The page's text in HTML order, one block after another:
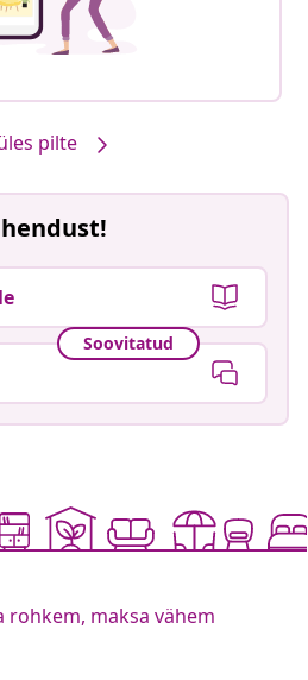
pilte
Soovitatud
rohkem, maksa vähem